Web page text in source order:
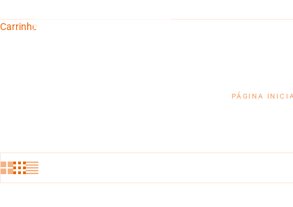
Carrinho
PÁGINA